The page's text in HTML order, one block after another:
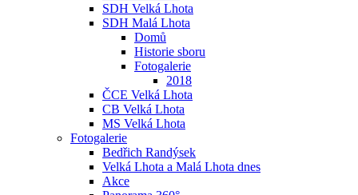
SDH Velká Lhota
SDH Malá Lhota
Domů
Historie sboru
Fotogalerie
2018
ČCE Velká Lhota
CB Velká Lhota
MS Velká Lhota
Fotogalerie
Bedřich Randýsek
Velká Lhota a Malá Lhota dnes
Akce